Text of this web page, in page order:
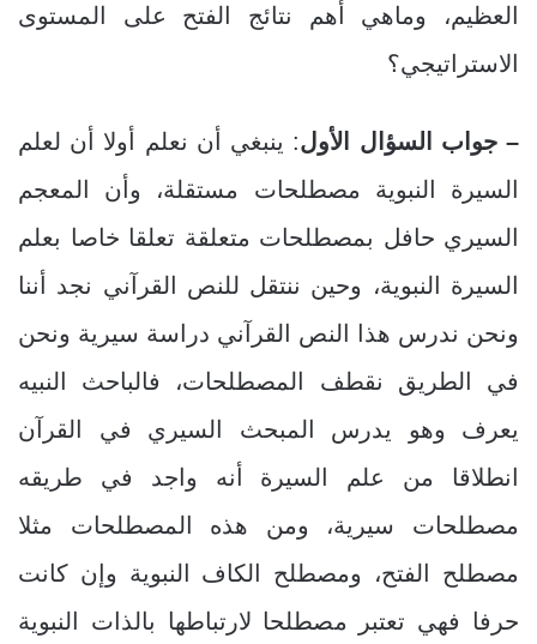
العظيم، وماهي أهم نتائج الفتح على المستوى
الاستراتيجي؟
– جواب السؤال الأول: ينبغي أن نعلم أولا أن لعلم
السيرة النبوية مصطلحات مستقلة، وأن المعجم
السيري حافل بمصطلحات متعلقة تعلقا خاصا بعلم
السيرة النبوية، وحين ننتقل للنص القرآني نجد أننا
ونحن ندرس هذا النص القرآني دراسة سيرية ونحن
في الطريق نقطف المصطلحات، فالباحث النبيه
يعرف وهو يدرس المبحث السيري في القرآن
انطلاقا من علم السيرة أنه واجد في طريقه
مصطلحات سيرية، ومن هذه المصطلحات مثلا
مصطلح الفتح، ومصطلح الكاف النبوية وإن كانت
حرفا فهي تعتبر مصطلحا لارتباطها بالذات النبوية